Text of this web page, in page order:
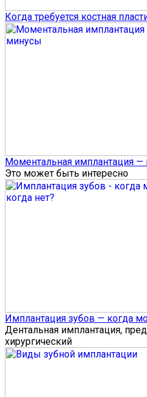
Когда требуется костная
Моментальная имплантация
Это может быть интересно
Имплантация зубов — когда
Дентальная имплантация,
хирургический